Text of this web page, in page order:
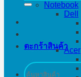
ตะกร้าสินค้า
ค้นหา:
Notebook
Dell
Acer